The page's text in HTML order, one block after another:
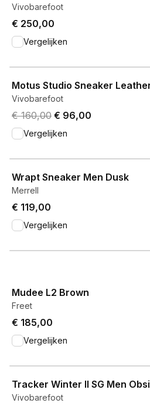
Vivobarefoot
€ 250,00
Vergelijken
Motus Studio Sneaker
Vivobarefoot
Original price was € 160,00.
€ 160,00 Current price is €
€ 96,00
Vergelijken
Wrapt Sneaker Men Dusk
Merrell
€ 119,00
Vergelijken
Mudee L2 Brown
Freet
€ 185,00
Vergelijken
Tracker Winter II SG Men
Vivobarefoot